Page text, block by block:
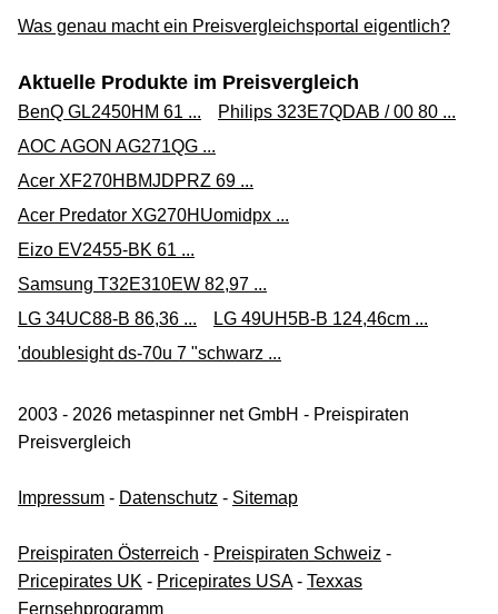
Was genau macht ein Preisvergleichsportal eigentlich?
Aktuelle Produkte im Preisvergleich
BenQ GL2450HM 61 ...
Philips 323E7QDAB / 00 80 ...
AOC AGON AG271QG ...
Acer XF270HBMJDPRZ 69 ...
Acer Predator XG270HUomidpx ...
Eizo EV2455-BK 61 ...
Samsung T32E310EW 82,97 ...
LG 34UC88-B 86,36 ...
LG 49UH5B-B 124,46cm ...
'doublesight ds-70u 7 "schwarz ...
2003 - 2026 metaspinner net GmbH - Preispiraten
Preisvergleich
Impressum - Datenschutz - Sitemap
Preispiraten Österreich - Preispiraten Schweiz -
Pricepirates UK - Pricepirates USA- Texxas
Fernsehprogramm